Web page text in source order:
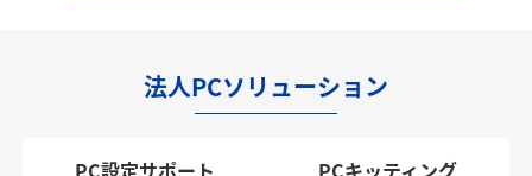
法人PCソリューション
PC設定サポート PCキッティング